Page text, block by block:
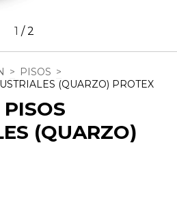
1 /2
> PISOS >
(QUARZO) PROTEX
(QUARZO)